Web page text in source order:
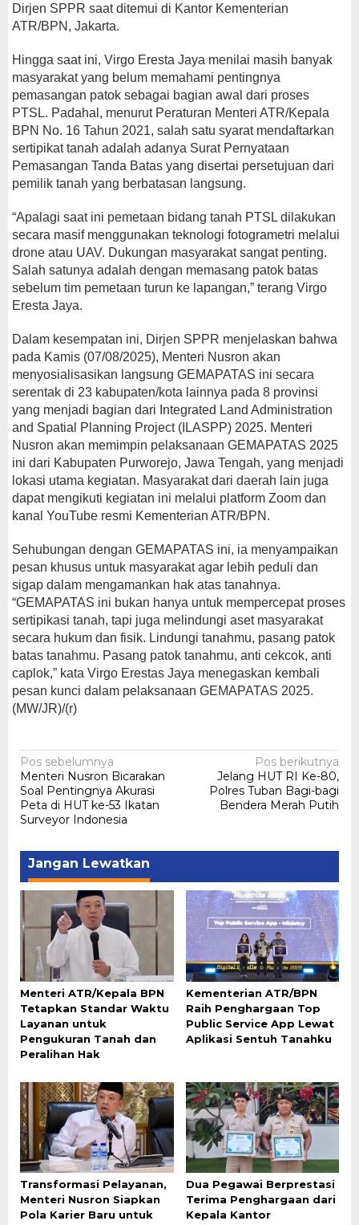
Dirjen SPPR saat ditemui di Kantor Kementerian
ATR/BPN, Jakarta.
Hingga saat ini, Virgo Eresta Jaya menilai masih banyak
masyarakat yang belum memahami pentingnya
pemasangan patok sebagai bagian awal dari proses
PTSL. Padahal, menurut Peraturan Menteri ATR/Kepala
BPN No. 16 Tahun 2021, salah satu syarat mendaftarkan
sertipikat tanah adalah adanya Surat Pernyataan
Pemasangan Tanda Batas yang disertai persetujuan dari
pemilik tanah yang berbatasan langsung.
“Apalagi saat ini pemetaan bidang tanah PTSL dilakukan
secara masif menggunakan teknologi fotogrametri melalui
drone atau UAV. Dukungan masyarakat sangat penting.
Salah satunya adalah dengan memasang patok batas
sebelum tim pemetaan turun ke lapangan,” terang Virgo
Eresta Jaya.
Dalam kesempatan ini, Dirjen SPPR menjelaskan bahwa
pada Kamis (07/08/2025), Menteri Nusron akan
menyosialisasikan langsung GEMAPATAS ini secara
serentak di 23 kabupaten/kota lainnya pada 8 provinsi
yang menjadi bagian dari Integrated Land Administration
and Spatial Planning Project (ILASPP) 2025. Menteri
Nusron akan memimpin pelaksanaan GEMAPATAS 2025
ini dari Kabupaten Purworejo, Jawa Tengah, yang menjadi
lokasi utama kegiatan. Masyarakat dari daerah lain juga
dapat mengikuti kegiatan ini melalui platform Zoom dan
kanal YouTube resmi Kementerian ATR/BPN.
Sehubungan dengan GEMAPATAS ini, ia menyampaikan
pesan khusus untuk masyarakat agar lebih peduli dan
sigap dalam mengamankan hak atas tanahnya.
“GEMAPATAS ini bukan hanya untuk mempercepat proses
sertipikasi tanah, tapi juga melindungi aset masyarakat
secara hukum dan fisik. Lindungi tanahmu, pasang patok
batas tanahmu. Pasang patok tanahmu, anti cekcok, anti
caplok,” kata Virgo Erestas Jaya menegaskan kembali
pesan kunci dalam pelaksanaan GEMAPATAS 2025.
(MW/JR)/(r)
Navigasi
pos
Pos sebelumnya
Menteri Nusron Bicarakan
Soal Pentingnya Akurasi
Peta di HUT ke-53 Ikatan
Surveyor Indonesia
Pos berikutnya
Jelang HUT RI Ke-80,
Polres Tuban Bagi-bagi
Bendera Merah Putih
Jangan Lewatkan
Menteri ATR/Kepala BPN
Tetapkan Standar Waktu
Layanan untuk
Pengukuran Tanah dan
Peralihan Hak
Kementerian ATR/BPN
Raih Penghargaan Top
Public Service App Lewat
Aplikasi Sentuh Tanahku
Transformasi Pelayanan,
Menteri Nusron Siapkan
Pola Karier Baru untuk
Dua Pegawai Berprestasi
Terima Penghargaan dari
Kepala Kantor